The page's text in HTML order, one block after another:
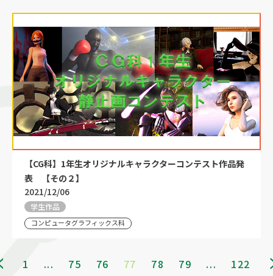
【CG科】1年生オリジナルキャラクターコンテスト作品発
表 【その２】
2021/12/06
学生作品
コンピュータグラフィックス科
1 ... 75 76 77 78 79 ... 122